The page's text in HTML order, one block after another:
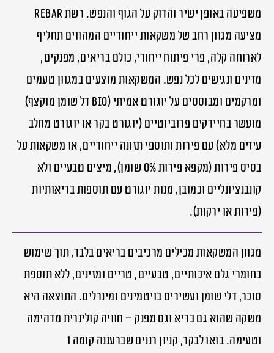
משפיעה באופן ישיר והדוק על הגוף והנפש. רשת rebar
מציעה מגוון רחב של משקאות ייחודיים המהווים תחליף
לארוחה קלה, פרי פיתוח ייחודי, כולם בריאים, מפנקים,
מזינים ונגישים לכל נפש. המשקאות מוצעים במגוון טעמים
ומרקמים ומבוססים על יוגורט אמיתי (Bio דל שומן מוקצף)
מועשר בחיידקים פרוביוטיים (יוגורט בקר או יוגורט מחלב
עיזים מלא) עם פירות ותוספי תזונה ייחודיים, או משקאות על
בסיס פירות (מקפא פירות 0% שומן), מיצים טבעיים ולא
קונבנציונליים וכמובן, מנות יוגורט עם תוספות בריאותיות
(פירות או ירקות).
מגוון המשקאות מכילים מרכיבים בריאים בלבד, תוך שימוש
בחומרי גלם איכותיים, טבעיים, טריים ומזינים, ללא תוספת
סוכר, דלי שומן ועשירים בויטמינים ומינרלים. התוצאה היא
משקה שהוא גם בריא וגם מפנק – חוויה קולינרית מדהימה
וטעימה. בואו לבקר, קניון רננים שברעננה קומה 1